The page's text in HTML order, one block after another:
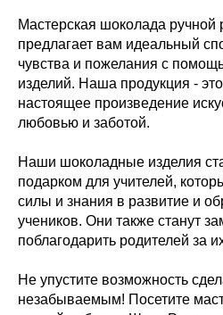
Мастерская шоколада
предлагает вам идеальный
чувства и пожелания с
изделий. Наша продукция -
настоящее произведение
любовью и заботой.
Наши шоколадные изделия
подарком для учителей,
силы и знания в развитие и
учеников. Они также станут
поблагодарить родителей за
Не упустите возможность
незабываемым! Посетите